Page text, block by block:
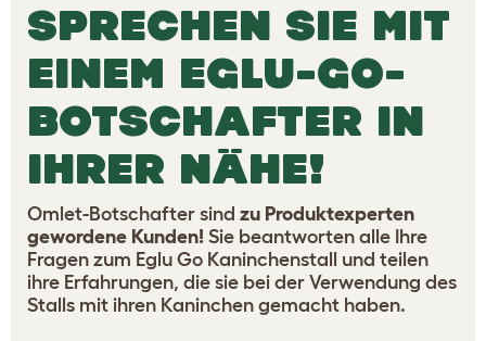
SPRECHEN SIE MIT
EINEM EGLU-GO-
BOTSCHAFTER IN
IHRER NÄHE!
Omlet-Botschafter sind zu Produktexperten
gewordene Kunden! Sie beantworten alle Ihre
Fragen zum Eglu Go Kaninchenstall und teilen
ihre Erfahrungen, die sie bei der Verwendung des
Stalls mit ihren Kaninchen gemacht haben.